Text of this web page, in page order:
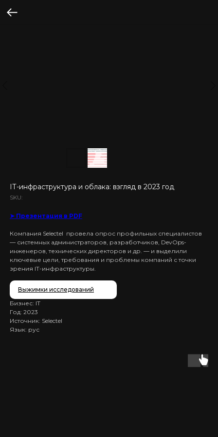
IТ-инфраструктура и облака: взгляд в 2023 год
SKU:
➤ Презентация в PDF
Компания Selectel провела опрос профильных специалистов
— системных администраторов, разработчиков, DevOps-
инженеров, технических директоров и др. — и выделили
ключевые цели, требования и проблемы компаний с точки
зрения IT-инфраструктуры.
Выжимки исследований
Бизнес: IT
Год: 2023
Источник: Selectel
Язык: рус